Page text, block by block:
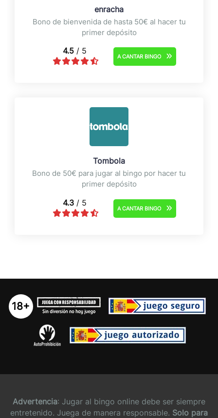
enracha
Bono de bienvenida de hasta 50€ al hacer tu
primer depósito
4.5 / 5
A CANTAR BINGO
Tombola
Bono de 50€ para jugar al bingo por hacer tu
primer depósito
4.3 / 5
A CANTAR BINGO
18+
Advertencia: Jugar al bingo online debe ser siempre
entretenido. Juega de manera responsable. Solo para